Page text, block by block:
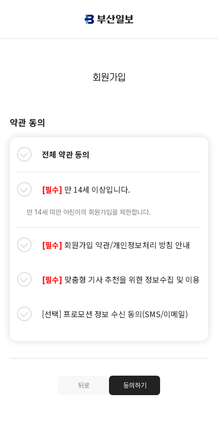
회원가입
약관 동의
전체 약관 동의
[필수] 만 14세 이상입니다.
만 14세 미만 어린이의 회원가입을 제한합니다.
[필수] 회원가입 약관/개인정보처리 방침 안내
[필수] 맞춤형 기사 추천을 위한 정보수집 및 이용
[선택] 프로모션 정보 수신 동의(SMS/이메일)
뒤로